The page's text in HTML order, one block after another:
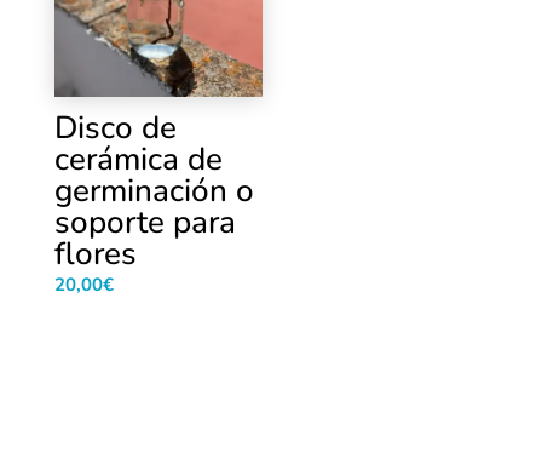
Disco de
cerámica de
germinación o
soporte para
flores
20,00€